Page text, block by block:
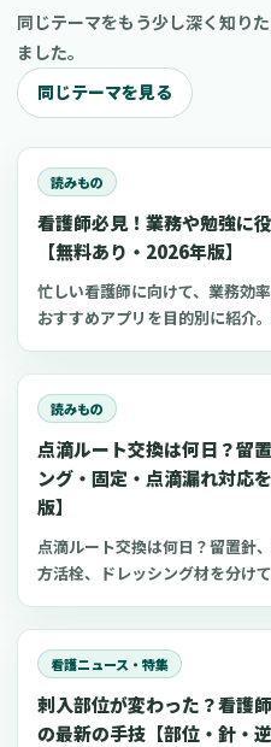
同じテーマをもう少し深く知り
ました。
同じテーマを見る
読みもの
看護師必見！業務や勉強に
【無料あり・2026年版】
忙しい看護師に向けて、業務効
おすすめアプリを目的別に紹介
心電図学習、シフト管理など、
リをまとめました。
読みもの
点滴ルート交換は何日？留
ング・固定・点滴漏れ対応
版】
点滴ルート交換は何日？留置針
方活栓、ドレッシング材を分け
看護ニュース・特集
刺入部位が変わった？看護
の最新の手技【部位・針・逆